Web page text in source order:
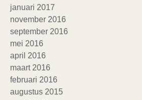
januari 2017
november 2016
september 2016
mei 2016
april 2016
maart 2016
februari 2016
augustus 2015